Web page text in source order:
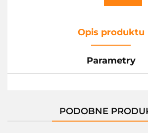
Opis produktu
Parametry
PODOBNE